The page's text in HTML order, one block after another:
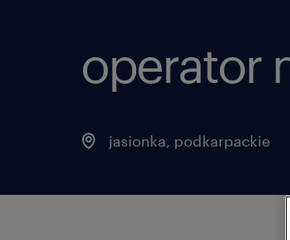
operator
jasionka, podkarpackie